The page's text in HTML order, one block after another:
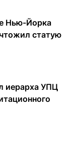
Нью-Йорка
статую
иерарха УПЦ